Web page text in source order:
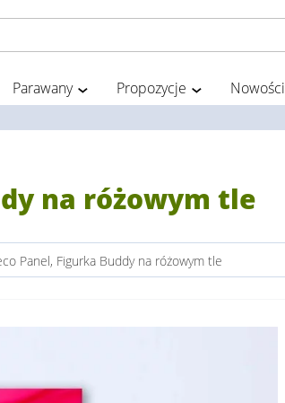
Parawany Propozycje Nowości
na różowym tle
Panel, Figurka Buddy na różowym tle